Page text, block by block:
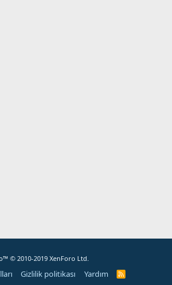
© 2010-2019 XenForo Ltd.
Gizlilik politikası Yardım
R